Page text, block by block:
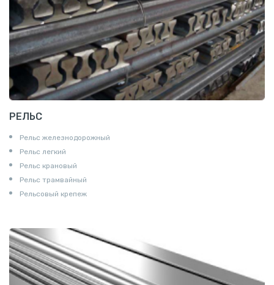
РЕЛЬС
Рельс железнодорожный
Рельс легкий
Рельс крановый
Рельс трамвайный
Рельсовый крепеж